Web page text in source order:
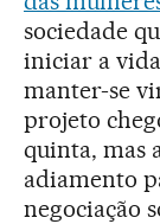
sociedade
iniciar a
manter-se
projeto
quinta, mas
adiamento
negociação